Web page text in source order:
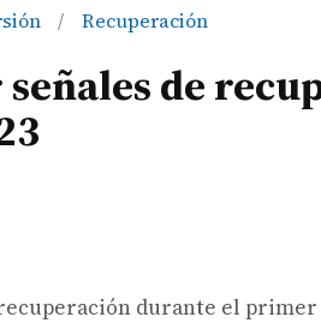
/ Recuperación
de
durante el